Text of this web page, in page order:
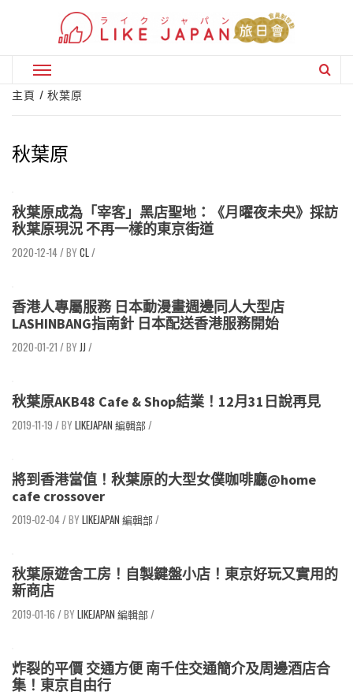
Primary
Menu
主頁 秋葉原
秋葉原
秋葉原成為「宰客」黑店聖地：《月曜夜未央》採訪
秋葉原現況 不再一樣的東京街道
2020-12-14/ CL /
香港人專屬服務 日本動漫畫週邊同人大型店
LASHINBANG指南針 日本配送香港服務開始
2020-01-21 / JJ /
秋葉原AKB48 Cafe & Shop結業！12月31日說再見
2019-11-19 / LIKEJAPAN 編輯部/
將到香港當值！秋葉原的大型女僕咖啡廳@home
cafe crossover
2019-02-04/ LIKEJAPAN 編輯部/
秋葉原遊舍工房！自製鍵盤小店！東京好玩又實用的
新商店
2019-01-16 / LIKEJAPAN 編輯部/
炸裂的平價 交通方便 南千住交通簡介及周邊酒店合
集！東京自由行